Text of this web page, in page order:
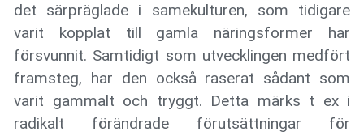
det särpräglade i samekulturen, som tidigare
varit kopplat till gamla näringsformer har
försvunnit. Samtidigt som utvecklingen medfört
framsteg, har den också raserat sådant som
varit gammalt och tryggt. Detta märks t ex i
radikalt förändrade förutsättningar för